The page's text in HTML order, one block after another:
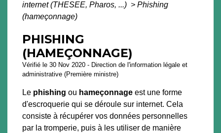
internet (THESEE, Pharos, ...) > Phishing
(hameçonnage)
PHISHING
(HAMEÇONNAGE)
Vérifié le 30 Nov 2020 - Direction de l'information légale et
administrative (Première ministre)
Le phishing ou hameçonnage est une forme
d'escroquerie qui se déroule sur internet. Cela
consiste à récupérer vos données personnelles
par la tromperie, puis à les utiliser de manière